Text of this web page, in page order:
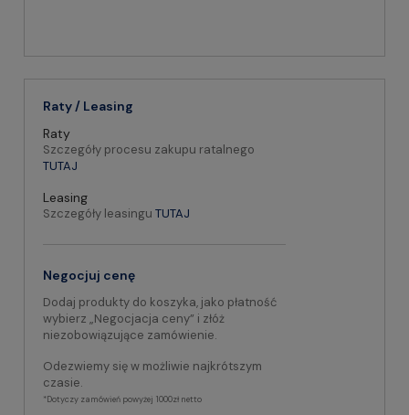
Raty / Leasing
Raty
Szczegóły procesu zakupu ratalnego
TUTAJ
Leasing
Szczegóły leasingu TUTAJ
Negocjuj cenę
Dodaj produkty do koszyka, jako płatność
wybierz „Negocjacja ceny” i złóż
niezobowiązujące zamówienie.
Odezwiemy się w możliwie najkrótszym
czasie.
*Dotyczy zamówień powyżej 1000zł netto